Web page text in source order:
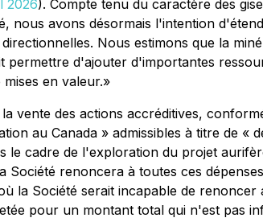
2026). Compte tenu du caractère des
nous avons désormais l'intention
Nous estimons que la
d'ajouter d'importantes
en valeur.»
vente des actions accréditives,
au Canada » admissibles à titre de «
le cadre de l'exploration du projet
renoncera à toutes ces
la Société serait incapable de
pour un montant total qui n'est pas